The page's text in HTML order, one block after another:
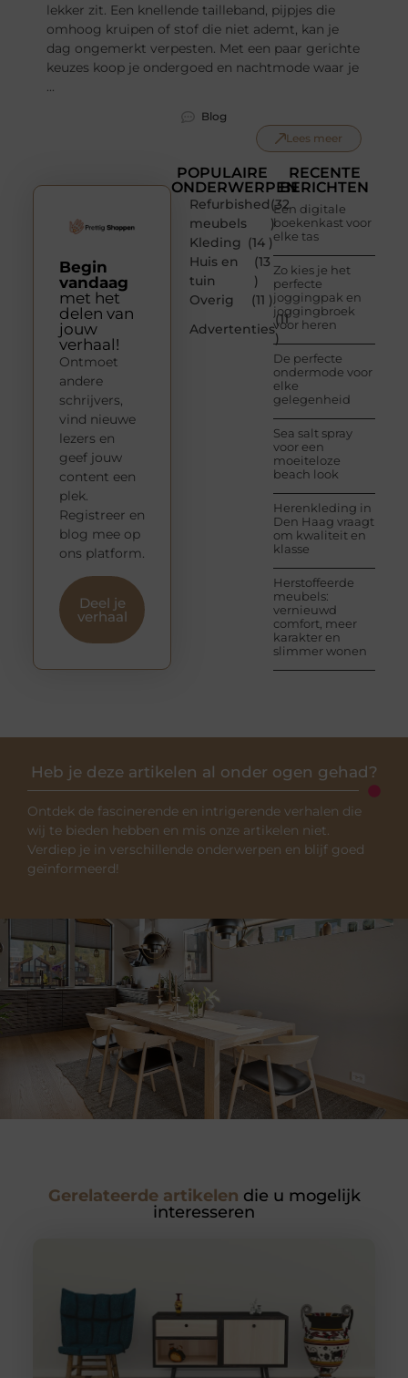
lekker zit. Een knellende tailleband, pijpjes die
omhoog kruipen of stof die niet ademt, kan je
dag ongemerkt verpesten. Met een paar gerichte
keuzes koop je ondergoed en nachtmode waar je
...
Blog
Lees meer
POPULAIRE
ONDERWERPEN
Refurbished
meubels
(32
)
Kleding (14 )
Huis en
tuin
(13
)
Overig
(11 )
Advertenties
(11
)
RECENTE
BERICHTEN
Een digitale
boekenkast voor
elke tas
Zo kies je het
perfecte
joggingpak en
joggingbroek
voor heren
De perfecte
ondermode voor
elke
gelegenheid
Sea salt spray
voor een
moeiteloze
beach look
Herenkleding in
Den Haag vraagt
om kwaliteit en
klasse
Herstoffeerde
meubels:
vernieuwd
comfort, meer
karakter en
slimmer wonen
Begin
vandaag
met het
delen van
jouw
verhaal!
Ontmoet
andere
schrijvers,
vind nieuwe
lezers en
geef jouw
content een
plek.
Registreer en
blog mee op
ons platform.
Deel je
verhaal
Heb je deze artikelen al onder ogen gehad?
Ontdek de fascinerende en intrigerende verhalen die
wij te bieden hebben en mis onze artikelen niet.
Verdiep je in verschillende onderwerpen en blijf goed
geïnformeerd!
Gerelateerde artikelen die u mogelijk
interesseren